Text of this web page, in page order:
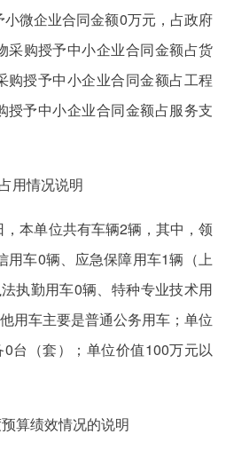
微企业合同金额0万元，占政府
采购授予中小企业合同金额占货
购授予中小企业合同金额占工程
授予中小企业合同金额占服务支
用情况说明
本单位共有车辆2辆，其中，领
用车0辆、应急保障用车1辆（上
执勤用车0辆、特种专业技术用
用车主要是普通公务用车；单位
台（套）；单位价值100万元以
算绩效情况的说明